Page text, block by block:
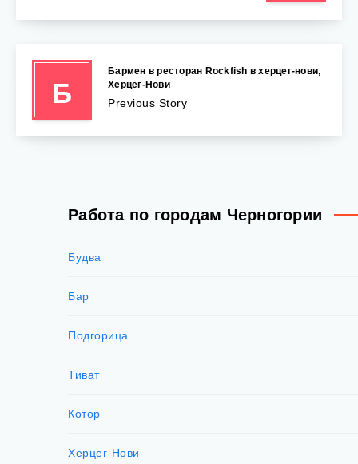
Б
Бармен в ресторан Rockfish в херцег-нови,
Херцег-Нови
Previous Story
Работа по городам Черногории
Будва
Бар
Подгорица
Тиват
Котор
Херцег-Нови